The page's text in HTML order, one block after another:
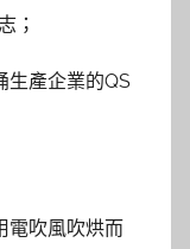
；
生產企業的QS
電吹風吹烘而